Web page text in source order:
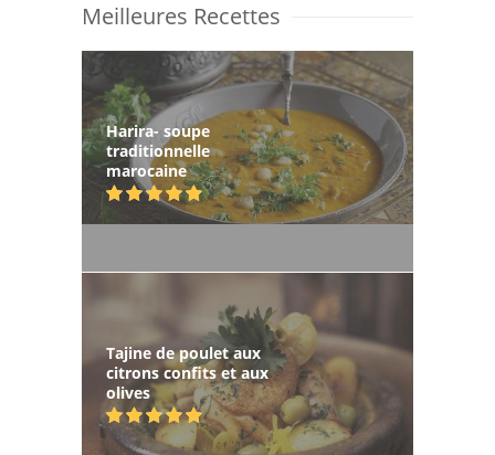
Meilleures Recettes
Harira- soupe
traditionnelle
marocaine
Tajine de poulet aux
citrons confits et aux
olives